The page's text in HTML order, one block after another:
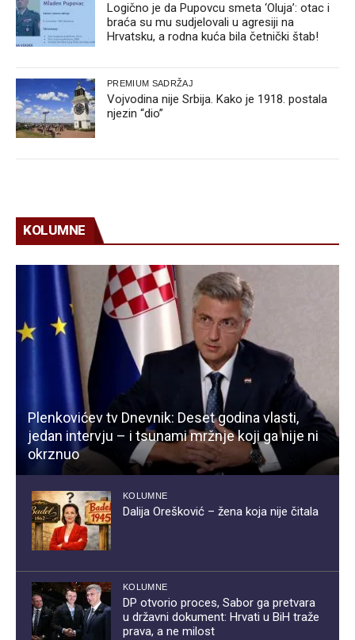
Logično je da Pupovcu smeta ‘Oluja’: otac i
braća su mu sudjelovali u agresiji na
Hrvatsku, a rodna kuća bila četnički štab!
PREMIUM SADRŽAJ
Vojvodina nije Srbija. Kako je 1918. postala
njezin “dio”
KOLUMNE
Plenkovićev tv Dnevnik: Deset godina vlasti,
jedan intervju – i tsunami mržnje koji ga nije ni
okrznuo
KOLUMNE
Dalija Orešković – žena koja nije čitala
KOLUMNE
DP otvorio proces, Sabor ga pretvara
u državni dokument: Hrvati u BiH traže
prava, a ne milost